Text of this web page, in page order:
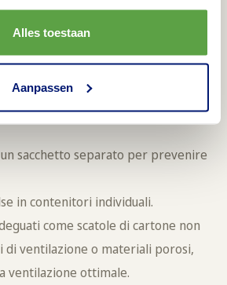
Alles toestaan
Aanpassen
sacchetto separato per prevenire
in contenitori individuali.
come scatole di cartone non
di ventilazione o materiali porosi,
ventilazione ottimale.